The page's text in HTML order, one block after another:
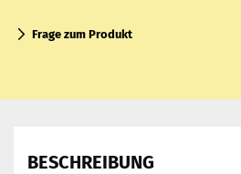
Frage zum Produkt
BESCHREIBUNG